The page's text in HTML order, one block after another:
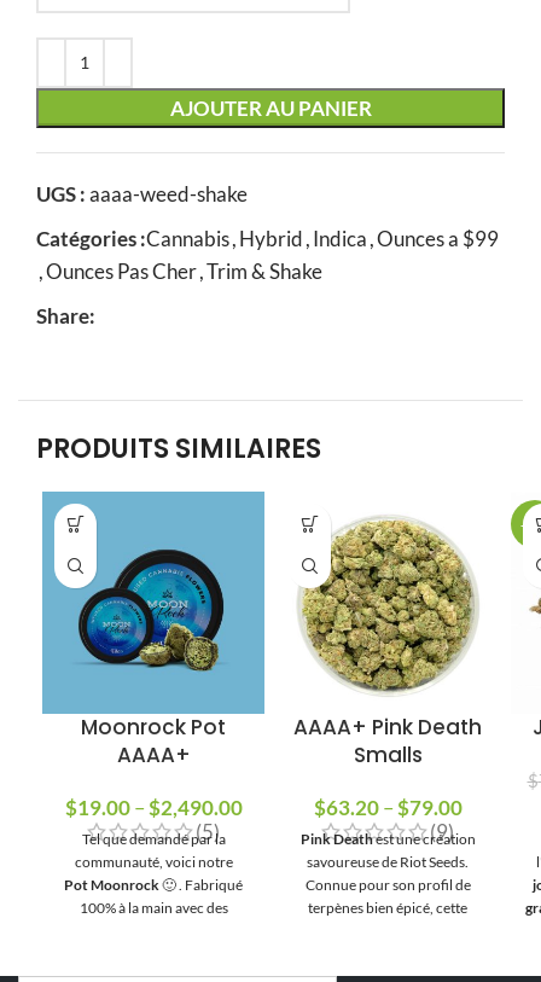
AJOUTER AU PANIER
UGS :aaaa-weed-shake
Catégories :Cannabis,Hybrid,Indica,Ounces a $99
,Ounces Pas Cher,Trim & Shake
Share:
PRODUITS SIMILAIRES
Moonrock Pot
AAAA+
$19.00–$2,490.00
Plage de
prix :
$19.00 à
$2,490.00
(5)
Tel que demandé par la
communauté, voici notre
Pot Moonrock 🙂 . Fabriqué
100% à la main avec des
qualité supérieure qui vous fera
AAAA+ Pink Death
Smalls
$63.20–$79.00
$63.20
(9)
Pink Deathest une création
savoureuse de Riot Seeds.
Connue pour son profil de
terpènes bien épicé, cette
poivre. Cette collection de
-
$